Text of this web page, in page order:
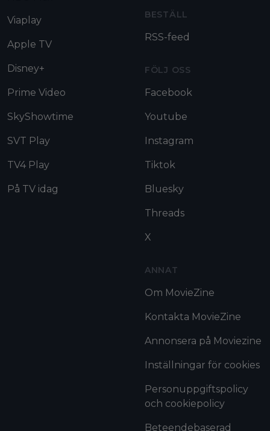
Viaplay
Apple TV
Disney+
Prime Video
SkyShowtime
SVT Play
TV4 Play
På TV idag
BESTÄLL
RSS-feed
FÖLJ OSS
Facebook
Youtube
Instagram
Tiktok
Bluesky
Threads
X
ANNAT
Om MovieZine
Kontakta MovieZine
Annonsera på Moviezine
Inställningar för cookies
Personuppgiftspolicy
och cookiepolicy
Beteendebaserad